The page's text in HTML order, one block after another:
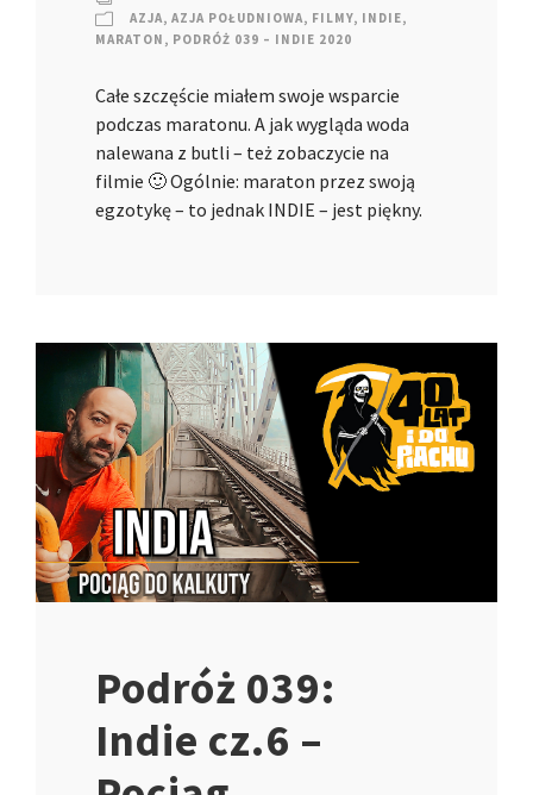
AZJA, AZJA POŁUDNIOWA, FILMY, INDIE,
MARATON , PODRÓŻ 039 – INDIE 2020
Całe szczęście miałem swoje wsparcie
podczas maratonu. A jak wygląda woda
nalewana z butli – też zobaczycie na
filmie 🙂 Ogólnie: maraton przez swoją
egzotykę – to jednak INDIE – jest piękny.
Podróż 039:
Indie cz.6 –